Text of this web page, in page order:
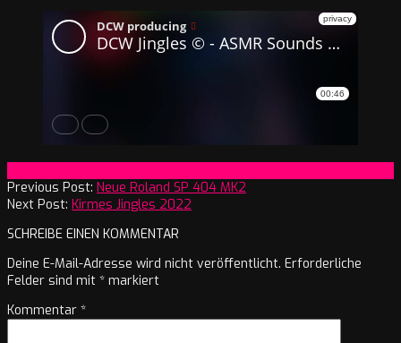
01-
10
Previous Post: Neue Roland SP 404 MK2
Next Post: Kirmes Jingles 2022
SCHREIBE EINEN KOMMENTAR
Deine E-Mail-Adresse wird nicht veröffentlicht. Erforderliche
Felder sind mit * markiert
Kommentar *